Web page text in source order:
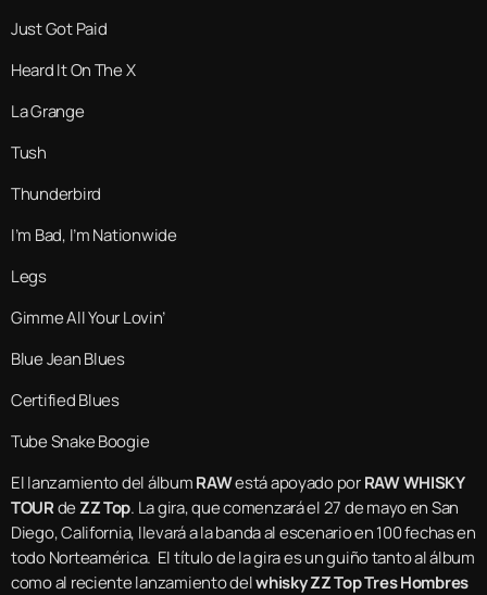
Just Got Paid
Heard It On The X
La Grange
Tush
Thunderbird
I’m Bad, I’m Nationwide
Legs
Gimme All Your Lovin’
Blue Jean Blues
Certified Blues
Tube Snake Boogie
El lanzamiento del álbumRAWestá apoyado porRAW WHISKY
TOURdeZZ Top. La gira, que comenzará el 27 de mayo en San
Diego, California, llevará a la banda al escenario en 100 fechas en
todo Norteamérica. El título de la gira es un guiño tanto al álbum
como al reciente lanzamiento delwhisky ZZ Top Tres Hombres